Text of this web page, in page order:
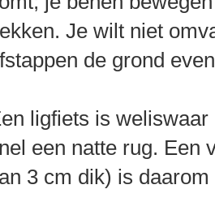
Je wilt niet
de grond
ligfiets is
een natte rug. Een
3 cm dik) is